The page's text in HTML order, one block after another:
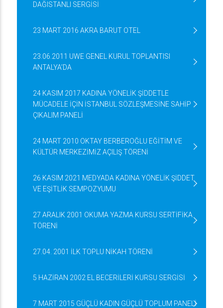
DAĞISTANLI SERGİSİ
23 MART 2016 AKRA BARUT OTEL
23.06.2011 UWE GENEL KURUL TOPLANTISI
ANTALYA’DA
24 KASIM 2017 KADINA YÖNELİK ŞİDDETLE
MÜCADELE İÇİN İSTANBUL SÖZLEŞMESİNE SAHİP
ÇIKALIM PANELİ
24 MART 2010 OKTAY BERBEROĞLU EĞİTİM VE
KÜLTÜR MERKEZİMİZ AÇILIŞ TÖRENİ
26 KASIM 2021 MEDYADA KADINA YÖNELİK ŞİDDET
VE EŞİTLİK SEMPOZYUMU
27 ARALIK 2001 OKUMA YAZMA KURSU SERTİFİKA
TÖRENİ
27.04. 2001 İLK TOPLU NİKAH TÖRENİ
5 HAZİRAN 2002 EL BECERİLERİ KURSU SERGİSİ
7 MART 2015 GÜÇLÜ KADIN GÜÇLÜ TOPLUM PANELİ